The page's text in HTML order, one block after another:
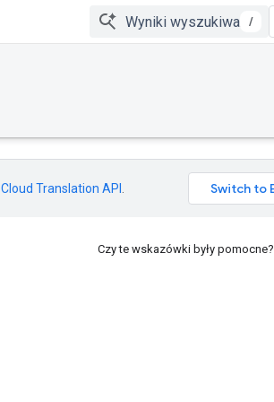
/
Cloud Translation API
Czy te wskazówki były pomocne?